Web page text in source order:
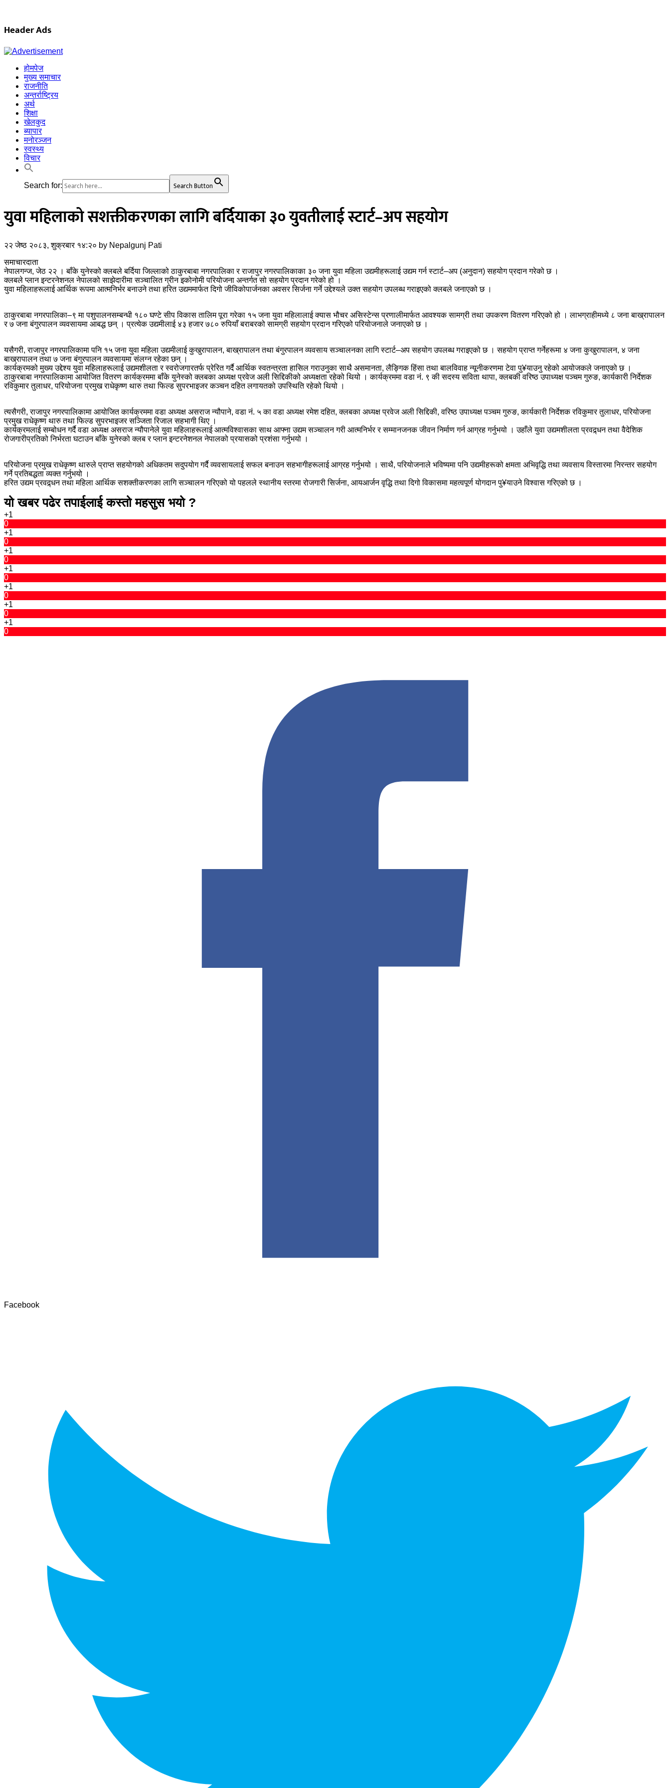
Header Ads
होमपेज
मुख्य समाचार
राजनीति
अन्तर्राष्ट्रिय
अर्थ
शिक्षा
खेलकुद
ब्यापार
मनोरञ्जन
स्वस्थ्य
विचार
Search for: Search Button
युवा महिलाको सशक्तीकरणका लागि बर्दियाका ३० युवतीलाई स्टार्ट–अप सहयोग
२२ जेष्ठ २०८३, शुक्रबार १४:२० by Nepalgunj Pati
समाचारदाता
नेपालगन्ज, जेठ २२ । बाँके युनेस्को क्लबले बर्दिया जिल्लाको ठाकुरबाबा नगरपालिका र राजापुर नगरपालिकाका ३० जना युवा महिला उद्यमीहरूलाई उद्यम गर्न स्टार्ट–अप (अनुदान) सहयोग प्रदान गरेको छ ।
क्लबले प्लान इन्टरनेशनल नेपालको साझेदारीमा सञ्चालित ग्रीन इकोनोमी परियोजना अन्तर्गत सो सहयोग प्रदान गरेको हो ।
युवा महिलाहरूलाई आर्थिक रूपमा आत्मनिर्भर बनाउने तथा हरित उद्यममार्फत दिगो जीविकोपार्जनका अवसर सिर्जना गर्ने उद्देश्यले उक्त सहयोग उपलब्ध गराइएको क्लबले जनाएको छ ।
ठाकुरबाबा नगरपालिका–९ मा पशुपालनसम्बन्धी १८० घण्टे सीप विकास तालिम पूरा गरेका १५ जना युवा महिलालाई क्यास भौचर असिस्टेन्स प्रणालीमार्फत आवश्यक सामग्री तथा उपकरण वितरण गरिएको हो । लाभग्राहीमध्ये ८ जना बाख्रापालन
र ७ जना बंगुरपालन व्यवसायमा आबद्ध छन् । प्रत्येक उद्यमीलाई ४३ हजार ७८० रुपियाँ बराबरको सामग्री सहयोग प्रदान गरिएको परियोजनाले जनाएको छ ।
यसैगरी, राजापुर नगरपालिकामा पनि १५ जना युवा महिला उद्यमीलाई कुखुरापालन, बाख्रापालन तथा बंगुरपालन व्यवसाय सञ्चालनका लागि स्टार्ट–अप सहयोग उपलब्ध गराइएको छ । सहयोग प्राप्त गर्नेहरूमा ४ जना कुखुरापालन, ४ जना
बाख्रापालन तथा ७ जना बंगुरपालन व्यवसायमा संलग्न रहेका छन् ।
कार्यक्रमको मुख्य उद्देश्य युवा महिलाहरूलाई उद्यमशीलता र स्वरोजगारतर्फ प्रेरित गर्दै आर्थिक स्वतन्त्रता हासिल गराउनुका साथै असमानता, लैङ्गिक हिंसा तथा बालविवाह न्यूनीकरणमा टेवा पु¥याउनु रहेको आयोजकले जनाएको छ ।
ठाकुरबाबा नगरपालिकामा आयोजित वितरण कार्यक्रममा बाँके युनेस्को क्लबका अध्यक्ष प्रवेज अली सिद्दिकीको अध्यक्षता रहेको थियो । कार्यक्रममा वडा नं. ९ की सदस्य सविता थापा, क्लबकी वरिष्ठ उपाध्यक्ष पञ्चम गुरुङ, कार्यकारी निर्देशक
रविकुमार तुलाधर, परियोजना प्रमुख राधेकृष्ण थारु तथा फिल्ड सुपरभाइजर कञ्चन दहित लगायतको उपस्थिति रहेको थियो ।
त्यसैगरी, राजापुर नगरपालिकामा आयोजित कार्यक्रममा वडा अध्यक्ष असराज न्यौपाने, वडा नं. ५ का वडा अध्यक्ष रमेश दहित, क्लबका अध्यक्ष प्रवेज अली सिद्दिकी, वरिष्ठ उपाध्यक्ष पञ्चम गुरुङ, कार्यकारी निर्देशक रविकुमार तुलाधर, परियोजना
प्रमुख राधेकृष्ण थारु तथा फिल्ड सुपरभाइजर सञ्जिता रिजाल सहभागी थिए ।
कार्यक्रमलाई सम्बोधन गर्दै वडा अध्यक्ष असराज न्यौपानेले युवा महिलाहरूलाई आत्मविश्वासका साथ आफ्ना उद्यम सञ्चालन गरी आत्मनिर्भर र सम्मानजनक जीवन निर्माण गर्न आग्रह गर्नुभयो । उहाँले युवा उद्यमशीलता प्रवद्र्धन तथा वैदेशिक
रोजगारीप्रतिको निर्भरता घटाउन बाँके युनेस्को क्लब र प्लान इन्टरनेशनल नेपालको प्रयासको प्रशंसा गर्नुभयो ।
परियोजना प्रमुख राधेकृष्ण थारुले प्राप्त सहयोगको अधिकतम सदुपयोग गर्दै व्यवसायलाई सफल बनाउन सहभागीहरूलाई आग्रह गर्नुभयो । साथै, परियोजनाले भविष्यमा पनि उद्यमीहरूको क्षमता अभिवृद्धि तथा व्यवसाय विस्तारमा निरन्तर सहयोग
गर्ने प्रतिबद्धता व्यक्त गर्नुभयो ।
हरित उद्यम प्रवद्र्धन तथा महिला आर्थिक सशक्तीकरणका लागि सञ्चालन गरिएको यो पहलले स्थानीय स्तरमा रोजगारी सिर्जना, आयआर्जन वृद्धि तथा दिगो विकासमा महत्वपूर्ण योगदान पु¥याउने विश्वास गरिएको छ ।
यो खबर पढेर तपाईलाई कस्तो महसुस भयो ?
+1
0
+1
0
+1
0
+1
0
+1
0
+1
0
+1
0
Facebook